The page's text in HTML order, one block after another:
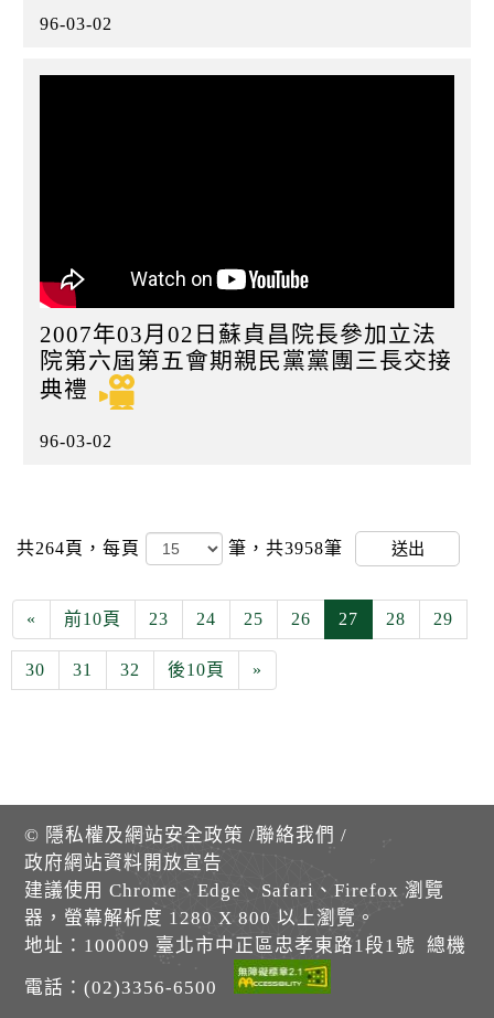
96-03-02
2007年03月02日蘇貞昌院長參加立法
院第六屆第五會期親民黨黨團三長交接
典禮
96-03-02
共264頁， 每頁 筆，共3958筆 送出
« 前10頁 23 24 25 26 27 28 29
30 31 32 後10頁 »
© 隱私權及網站安全政策 /聯絡我們 /
政府網站資料開放宣告
建議使用 Chrome、Edge、Safari、Firefox 瀏覽
器，螢幕解析度 1280 X 800 以上瀏覽。
地址：100009 臺北市中正區忠孝東路1段1號 總機
電話：(02)3356-6500